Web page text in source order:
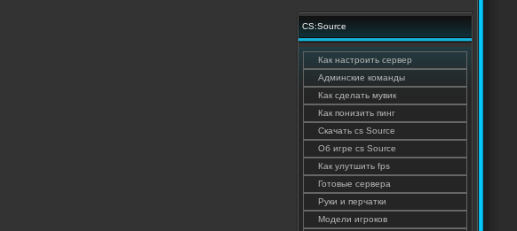
CS:Source
Как настроить сервер
Админские команды
Как сделать мувик
Как понизить пинг
Cкачать cs Source
Об игре cs Source
Как улутшить fps
Готовые сервера
Руки и перчатки
Модели игроков